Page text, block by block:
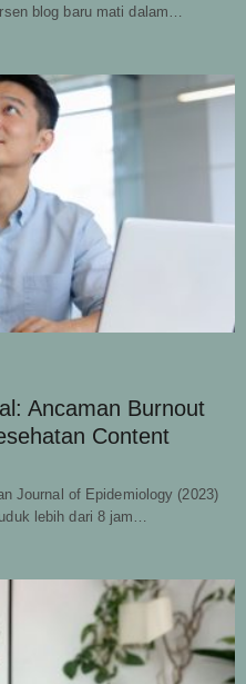
blog baru mati dalam…
Ancaman Burnout
Content
Journal of Epidemiology (2023)
lebih dari 8 jam…